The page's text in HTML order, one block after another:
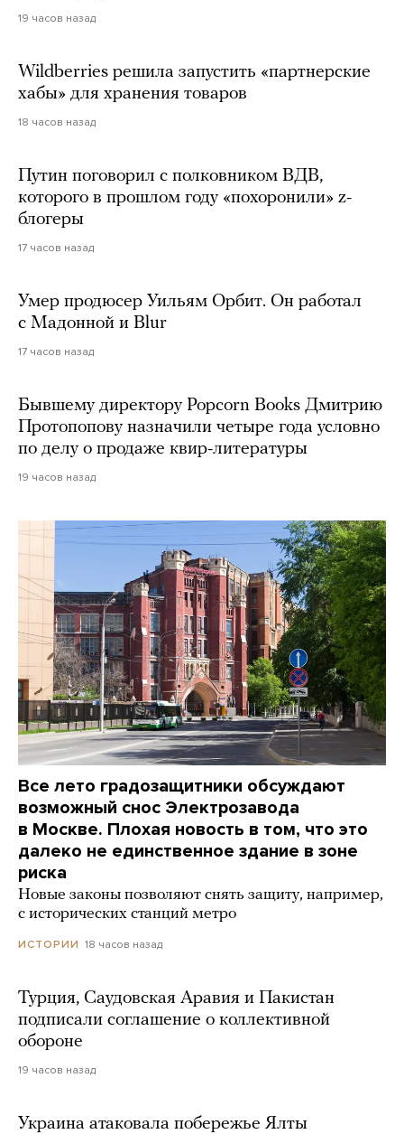
19 часов назад
Wildberries решила запустить «партнерские
хабы» для хранения товаров
18 часов назад
Путин поговорил с полковником ВДВ,
которого в прошлом году «похоронили» z-
блогеры
17 часов назад
Умер продюсер Уильям Орбит. Он работал
с Мадонной и Blur
17 часов назад
Бывшему директору Popcorn Books Дмитрию
Протопопову назначили четыре года условно
по делу о продаже квир-литературы
19 часов назад
Все лето градозащитники обсуждают
возможный снос Электрозавода
в Москве. Плохая новость в том, что это
далеко не единственное здание в зоне
риска
Новые законы позволяют снять защиту, например,
с исторических станций метро
ИСТОРИИ 18 часов назад
Турция, Саудовская Аравия и Пакистан
подписали соглашение о коллективной
обороне
19 часов назад
Украина атаковала побережье Ялты